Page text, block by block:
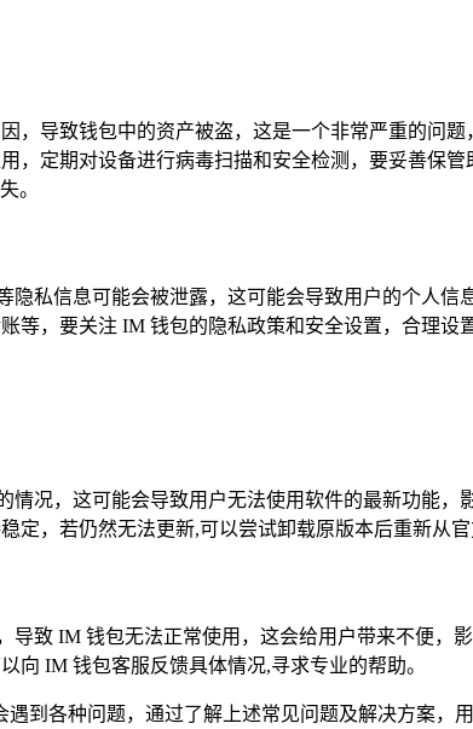
，导致钱包中的资产被盗，这是一个非常严重的问
，定期对设备进行病毒扫描和安全检测，要妥善保
。
私信息可能会被泄露，这可能会导致用户的个人信
等，要关注 IM 钱包的隐私政策和安全设置，合理设
况，这可能会导致用户无法使用软件的最新功能，
，若仍然无法更新,可以尝试卸载原版本后重新从官
致 IM 钱包无法正常使用，这会给用户带来不便，
向 IM 钱包客服反馈具体情况,寻求专业的帮助。
到各种问题，通过了解上述常见问题及解决方案，